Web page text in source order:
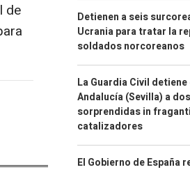
de
Detienen a seis
Ucrania para tratar la
soldados norcoreanos
La Guardia Civil
Andalucía (Sevilla) a
sorprendidas in
catalizadores
El Gobierno de España